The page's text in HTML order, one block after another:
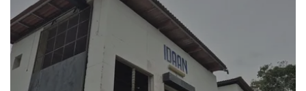
Gracias por suscribirte a nuestro boletín.